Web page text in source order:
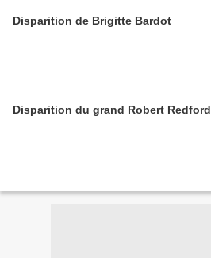
Disparition de Brigitte Bardot
Disparition du grand Robert Redford